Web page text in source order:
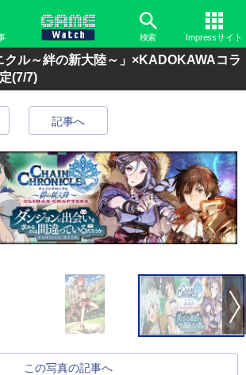
検索 Impressサイト
クル～絆の新大陸～」×KADOKAWAコラ
(7/7)
記事へ
この写真の記事へ